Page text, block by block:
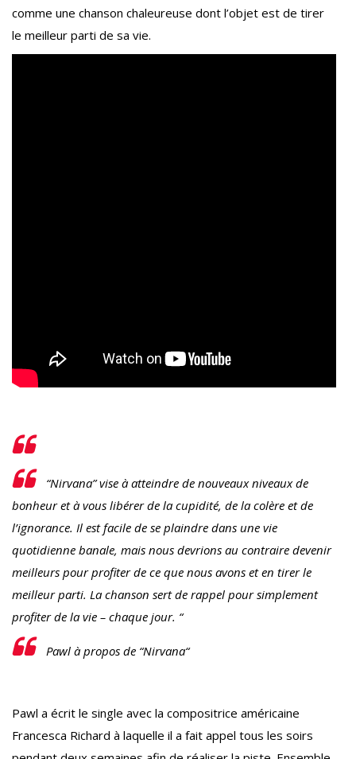
comme une chanson chaleureuse dont l’objet est de tirer
le meilleur parti de sa vie.
“Nirvana” vise à atteindre de nouveaux niveaux de
bonheur et à vous libérer de la cupidité, de la colère et de
l’ignorance. Il est facile de se plaindre dans une vie
quotidienne banale, mais nous devrions au contraire devenir
meilleurs pour profiter de ce que nous avons et en tirer le
meilleur parti. La chanson sert de rappel pour simplement
profiter de la vie – chaque jour. “
Pawl à propos de “Nirvana“
Pawl a écrit le single avec la compositrice américaine
Francesca Richard à laquelle il a fait appel tous les soirs